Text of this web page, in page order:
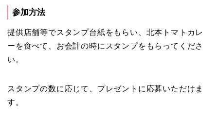
参加方法
提供店舗等でスタンプ台紙をもらい、北本トマトカレ
ーを食べて、お会計の時にスタンプをもらってくださ
い。
スタンプの数に応じて、プレゼントに応募いただけま
す。